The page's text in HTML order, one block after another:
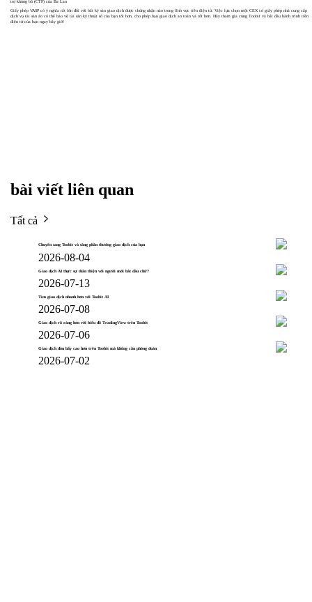
trợ khủng bố (CTF) của Ba Lan
Giấy phép VASP có ý nghĩa rất lớn đối với bất kỳ sàn giao dịch được chứng nhận nào trong lĩnh vực tiền điện tử. Việc lựa chọn một CEX có giấy phép nhà cung cấp
dịch vụ tài sản ảo có thể bảo vệ tài sản kỹ thuật số của bạn tốt hơn, cho phép bạn giao dịch an toàn và tốt hơn. Hãy tham gia cùng Toobit và bắt đầu hành trình tiền
điện tử của bạn ngay bây giờ!
bài viết liên quan
Tất cả
Chuyển sang Toobit và tăng phần thưởng giao dịch của bạn
2026-08-04
Giao dịch AI thực sự thân thiện với người mới bắt đầu chứ?
2026-07-13
Tìm giao dịch nhanh hơn với Toobit AI
2026-07-08
Giao dịch rõ ràng hơn với biểu đồ TradingView trên Toobit
2026-07-06
Giao dịch đòn bẩy cao hơn trên Toobit mà không cần phỏng đoán
2026-07-02